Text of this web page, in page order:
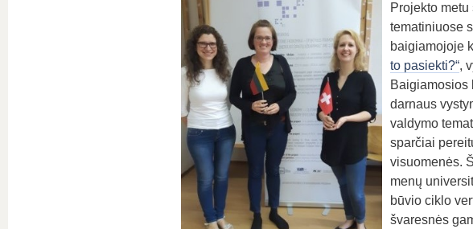
Projekto
tematiniuose
baigiamojoje
to pasiekti?“,
Baigiamosios
darnaus
valdymo
sparčiai
visuomenės.
menų
būvio ciklo
švaresnės